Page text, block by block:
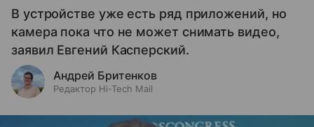
В устройстве уже есть ряд приложений, но
камера пока что не может снимать видео,
заявил Евгений Касперский.
Андрей Бритенков
Редактор Hi-Tech Mail